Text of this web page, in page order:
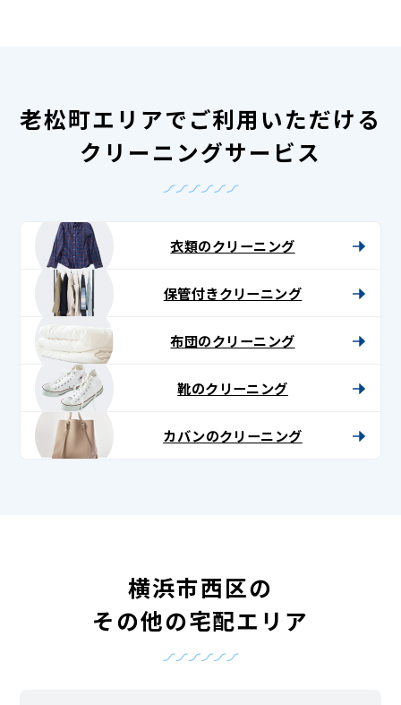
老松町エリアでご利用いただける
クリーニングサービス
衣類のクリーニング
保管付きクリーニング
布団のクリーニング
靴のクリーニング
カバンのクリーニング
横浜市西区の
その他の宅配エリア